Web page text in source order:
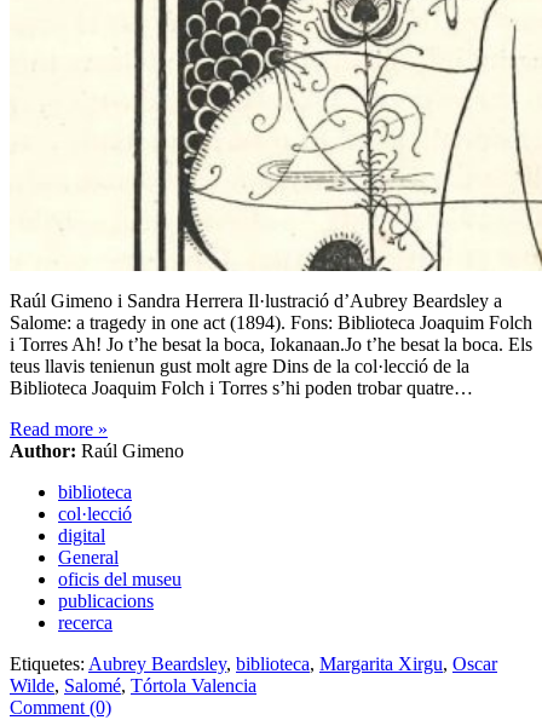
Raúl Gimeno i Sandra Herrera Il·lustració d’Aubrey Beardsley a
Salome: a tragedy in one act (1894). Fons: Biblioteca Joaquim Folch
i Torres Ah! Jo t’he besat la boca, Iokanaan.Jo t’he besat la boca. Els
teus llavis tenienun gust molt agre Dins de la col·lecció de la
Biblioteca Joaquim Folch i Torres s’hi poden trobar quatre…
Read more »
Author: Raúl Gimeno
biblioteca
col·lecció
digital
General
oficis del museu
publicacions
recerca
Etiquetes: Aubrey Beardsley, biblioteca, Margarita Xirgu, Oscar
Wilde, Salomé, Tórtola Valencia
Comment (0)